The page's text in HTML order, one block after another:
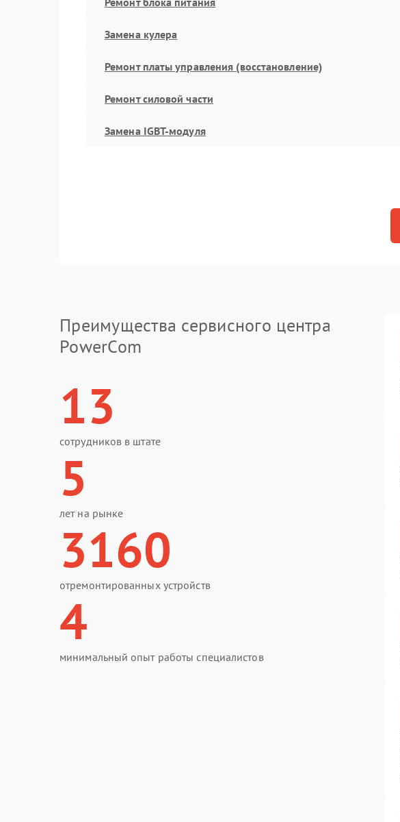
Замена кулера
Ремонт платы управления (восстановление)
Ремонт силовой части
Замена IGBT-модуля
Преимущества сервисного центра
PowerCom
13
сотрудников в штате
5
лет на рынке
3160
отремонтированных устройств
4
минимальный опыт работы специалистов